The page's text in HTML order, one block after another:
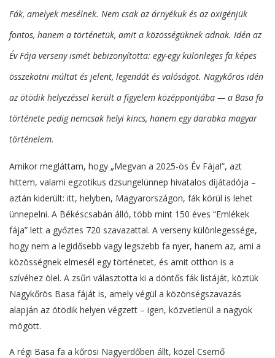
Fák, amelyek mesélnek. Nem csak az árnyékuk és az oxigénjük
fontos, hanem a történetük, amit a közösségüknek adnak. Idén az
Év Fája verseny ismét bebizonyította: egy-egy különleges fa képes
összekötni múltat és jelent, legendát és valóságot. Nagykőrös idén
az ötödik helyezéssel került a figyelem középpontjába — a Basa fa
története pedig nemcsak helyi kincs, hanem egy darabka magyar
történelem.
Amikor megláttam, hogy „Megvan a 2025-ös Év Fája!”, azt
hittem, valami egzotikus dzsungelünnep hivatalos díjátadója –
aztán kiderült: itt, helyben, Magyarországon, fák körül is lehet
ünnepelni. A Békéscsabán álló, több mint 150 éves “Emlékek
fája” lett a győztes 720 szavazattal. A verseny különlegessége,
hogy nem a legidősebb vagy legszebb fa nyer, hanem az, ami a
közösségnek elmesél egy történetet, és amit otthon is a
szívéhez ölel. A zsűri választotta ki a döntős fák listáját, köztük
Nagykőrös Basa fáját is, amely végül a közönségszavazás
alapján az ötödik helyen végzett – igen, közvetlenül a nagyok
mögött.
A régi Basa fa a kőrösi Nagyerdőben állt, közel Csemő